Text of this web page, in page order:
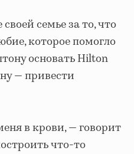
семье за ​​то, что
которое помогло
основать Hilton
— привести
в крови, — говорит
что-то